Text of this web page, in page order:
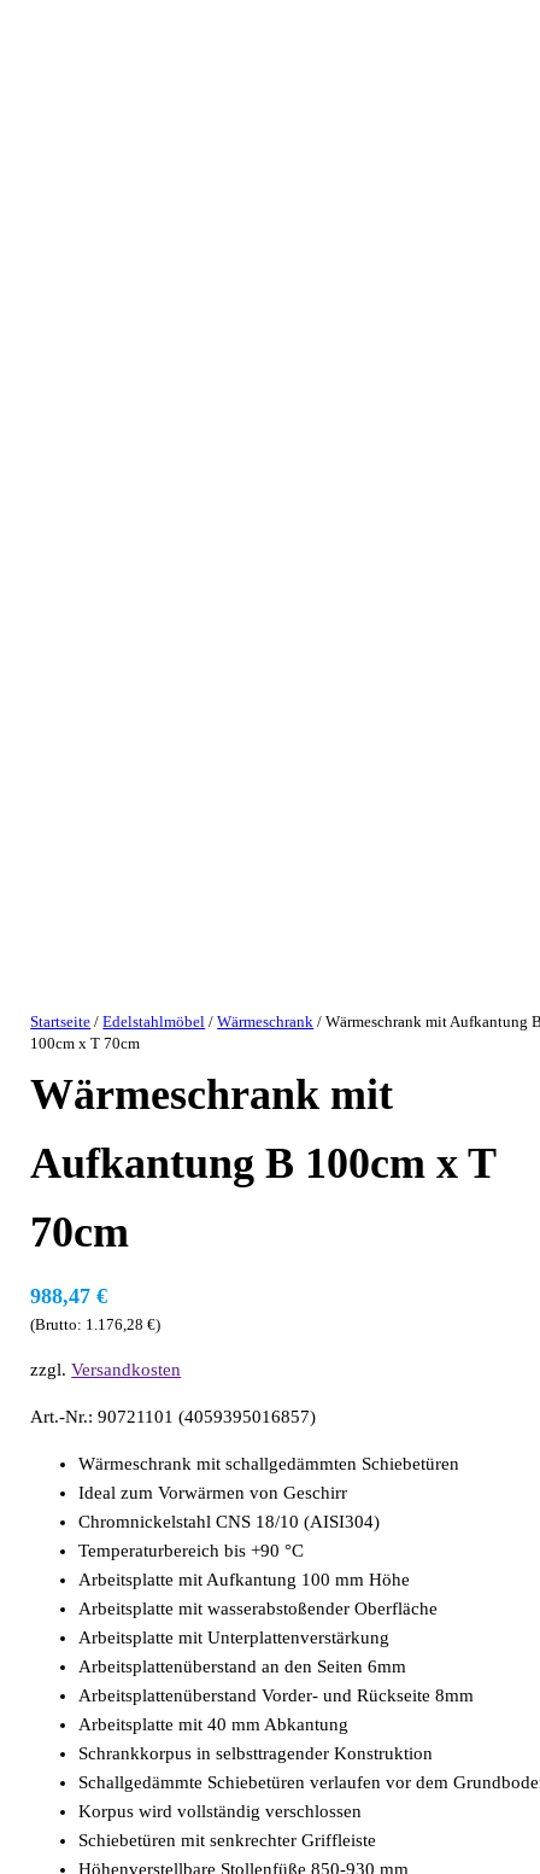
Startseite /Edelstahlmöbel /Wärmeschrank / Wärmeschrank mit Aufkantung
100cm x T 70cm
Wärmeschrank mit
Aufkantung B 100cm x T
70cm
988,47€
(Brutto: 1.176,28€)
zzgl.Versandkosten
Art.-Nr.: 90721101 (4059395016857)
Wärmeschrank mit schallgedämmten Schiebetüren
Ideal zum Vorwärmen von Geschirr
Chromnickelstahl CNS 18/10 (AISI304)
Temperaturbereich bis +90 °C
Arbeitsplatte mit Aufkantung 100 mm Höhe
Arbeitsplatte mit wasserabstoßender Oberfläche
Arbeitsplatte mit Unterplattenverstärkung
Arbeitsplattenüberstand an den Seiten 6mm
Arbeitsplattenüberstand Vorder- und Rückseite 8mm
Arbeitsplatte mit 40 mm Abkantung
Schrankkorpus in selbsttragender Konstruktion
Schallgedämmte Schiebetüren verlaufen vor dem
Korpus wird vollständig verschlossen
Schiebetüren mit senkrechter Griffleiste
Höhenverstellbare Stollenfüße 850-930 mm